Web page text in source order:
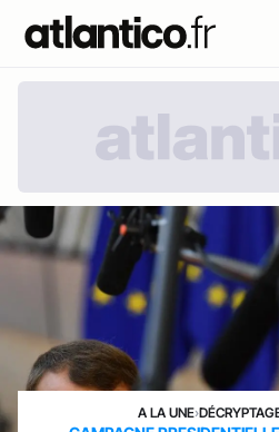
A LA UNE›